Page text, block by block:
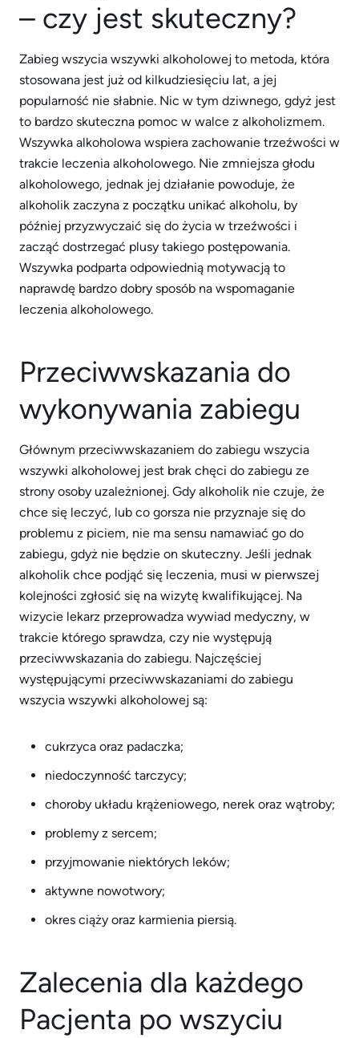
– czy jest skuteczny?
Zabieg wszycia wszywki alkoholowej to metoda, która
stosowana jest już od kilkudziesięciu lat, a jej
popularność nie słabnie. Nic w tym dziwnego, gdyż jest
to bardzo skuteczna pomoc w walce z alkoholizmem.
Wszywka alkoholowa wspiera zachowanie trzeźwości w
trakcie leczenia alkoholowego. Nie zmniejsza głodu
alkoholowego, jednak jej działanie powoduje, że
alkoholik zaczyna z początku unikać alkoholu, by
później przyzwyczaić się do życia w trzeźwości i
zacząć dostrzegać plusy takiego postępowania.
Wszywka podparta odpowiednią motywacją to
naprawdę bardzo dobry sposób na wspomaganie
leczenia alkoholowego.
Przeciwwskazania do
wykonywania zabiegu
Głównym przeciwwskazaniem do zabiegu wszycia
wszywki alkoholowej jest brak chęci do zabiegu ze
strony osoby uzależnionej. Gdy alkoholik nie czuje, że
chce się leczyć, lub co gorsza nie przyznaje się do
problemu z piciem, nie ma sensu namawiać go do
zabiegu, gdyż nie będzie on skuteczny. Jeśli jednak
alkoholik chce podjąć się leczenia, musi w pierwszej
kolejności zgłosić się na wizytę kwalifikującej. Na
wizycie lekarz przeprowadza wywiad medyczny, w
trakcie którego sprawdza, czy nie występują
przeciwwskazania do zabiegu. Najczęściej
występującymi przeciwwskazaniami do zabiegu
wszycia wszywki alkoholowej są:
cukrzyca oraz padaczka;
niedoczynność tarczycy;
choroby układu krążeniowego, nerek oraz wątroby;
problemy z sercem;
przyjmowanie niektórych leków;
aktywne nowotwory;
okres ciąży oraz karmienia piersią.
Zalecenia dla każdego
Pacjenta po wszyciu